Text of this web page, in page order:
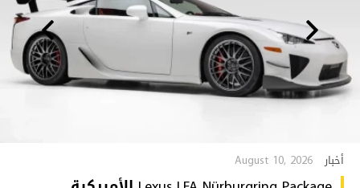
أخبار August 10, 2026